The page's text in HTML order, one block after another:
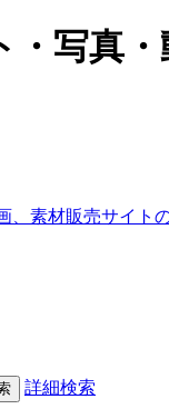
・写真
詳細検索